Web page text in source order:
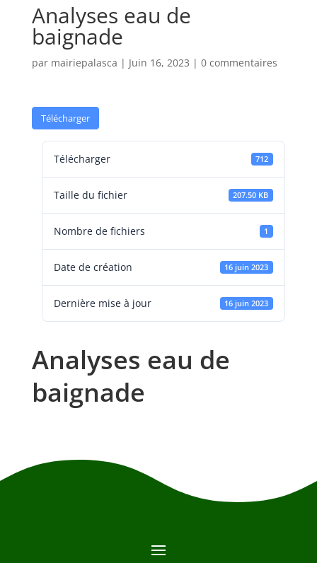
Analyses eau de
baignade
par mairiepalasca | Juin 16, 2023 | 0 commentaires
Télécharger
Télécharger 712
Taille du fichier 207.50 KB
Nombre de fichiers 1
Date de création 16 juin 2023
Dernière mise à jour 16 juin 2023
Analyses eau de
baignade